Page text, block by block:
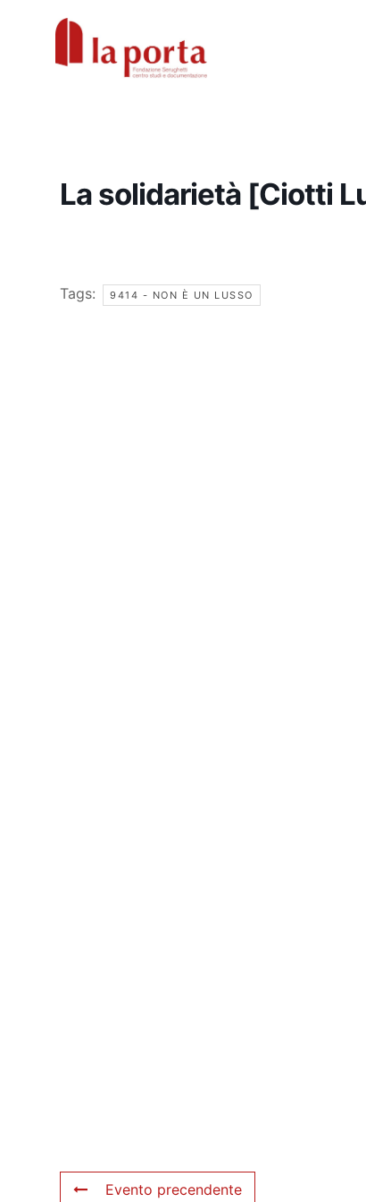
La solidarietà [Ciotti
Tags: 9414 - NON È UN LUSSO
Evento precendente